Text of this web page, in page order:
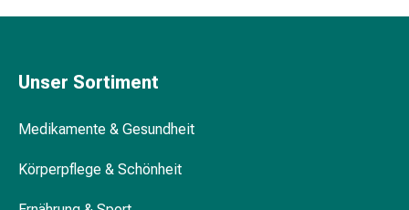
Körperpflege
Gesichtspflege
Peeling
Reinigung
Halskragen und Rippengürtel
Unser Sortiment
Medikamente & Gesundheit
Körperpflege & Schönheit